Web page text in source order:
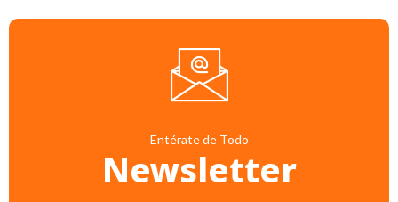
Entérate de Todo
Newsletter